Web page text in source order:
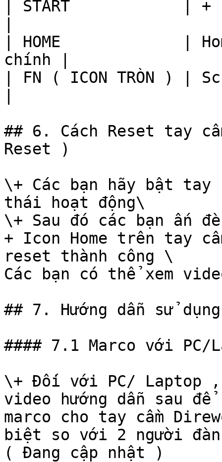
| START            |
| HOME             |
chính |
| FN ( ICON TRÒN ) |
## 6. Cách Reset tay
Reset )
\+ Các bạn hãy bật tay
thái hoạt động\
\+ Sau đó các bạn ấn
+ Icon Home trên tay
reset thành công \
Các bạn có thể xem
## 7. Hướng dẫn sử
#### 7.1 Marco với PC/
\+ Đối với PC/ Laptop ,
video hướng dẫn sau
marco cho tay cầm
biệt so với 2 người đàn
( Đang cập nhật )